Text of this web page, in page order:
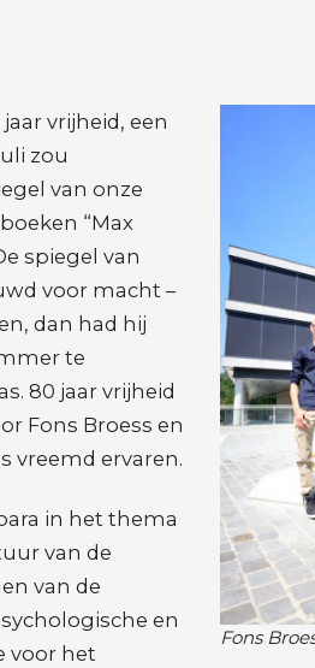
vrijheid, een
zou
van onze
“Max
spiegel van
voor macht –
dan had hij
te
80 jaar vrijheid
Fons Broess en
vreemd ervaren.
in het thema
van de
van de
en
voor het
Fons